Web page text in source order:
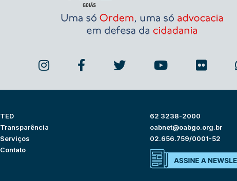
TED
Transparência
Serviços
Contato
62 3238-2000
oabnet@oabgo.org.br
02.656.759/0001-52